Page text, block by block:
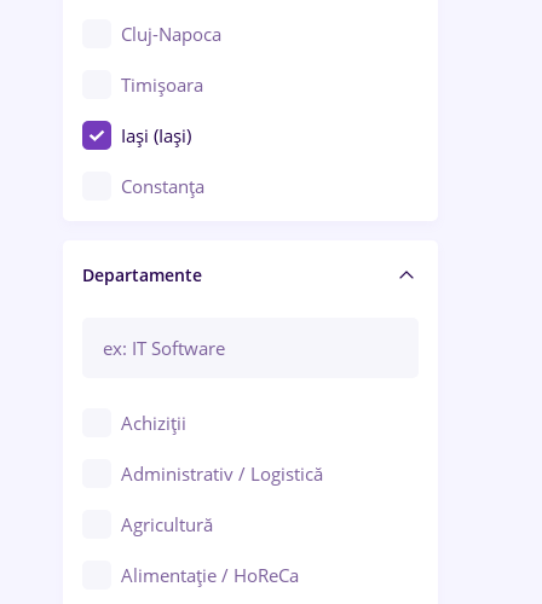
Cluj-Napoca
Timișoara
Iași (Iași)
Constanța
Brașov
Bacău
Galați (Galați)
Ploiești
Departamente
Achiziții
Administrativ / Logistică
Agricultură
Alimentație / HoReCa